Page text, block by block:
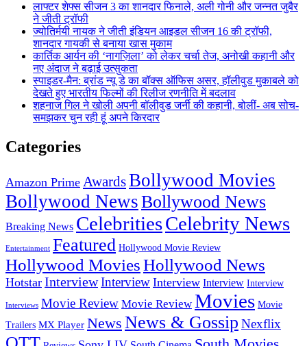
लाफ्टर शेफ्स सीजन 3 का शानदार फिनाले, अली गोनी और जन्नत जुबैर
ने जीती ट्रॉफी
ज्योतिर्मयी नायक ने जीती इंडियन आइडल सीजन 16 की ट्रॉफी,
शानदार गायकी से बनाया खास मुकाम
कार्तिक आर्यन की ‘नागज़िला’ को लेकर चर्चा तेज, अनोखी कहानी और
नए अंदाज ने बढ़ाई उत्सुकता
स्पाइडर-मैन: ब्रांड न्यू डे का बॉक्स ऑफिस असर, हॉलीवुड मुकाबले को
देखते हुए भारतीय फिल्मों की रिलीज रणनीति में बदलाव
शहनाज गिल ने खोली अपनी बॉलीवुड जर्नी की कहानी, बोलीं- अब सोच-
समझकर चुन रही हूं अपने किरदार
Categories
Amazon Prime AwardsBollywood Movies
Bollywood NewsBollywood News
Breaking News CelebritiesCelebrity News
Entertainment Featured Hollywood Movie Review
Hollywood MoviesHollywood News
Hotstar InterviewInterview Interview Interview Interview
Interviews Movie Review Movie Review Movies Movie
Trailers MX Player News News & Gossip Nexflix